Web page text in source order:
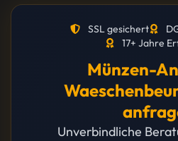
SSL gesichert
17+ Jahre
Münzen-
Unverbindliche